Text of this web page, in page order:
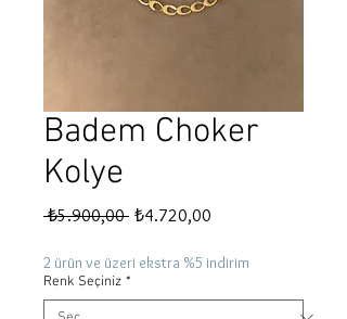
Badem Choker
Kolye
₺5.900,00 Normal
₺4.720,00
2 ürün ve üzeri ekstra %5 indirim
Renk Seçiniz *